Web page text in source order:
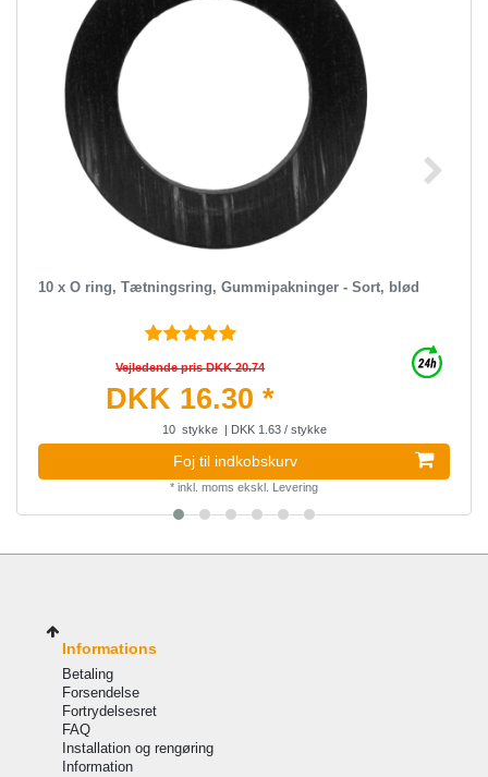
10 x O ring, Tætningsring, Gummipakninger - Sort, blød
Vejledende pris DKK 20.74
DKK 16.30 *
10 stykke | DKK 1.63 / stykke
Foj til indkobskurv
* inkl. moms ekskl. Levering
Informations
Betaling
Forsendelse
Fortrydelsesret
FAQ
Installation og rengøring
Information